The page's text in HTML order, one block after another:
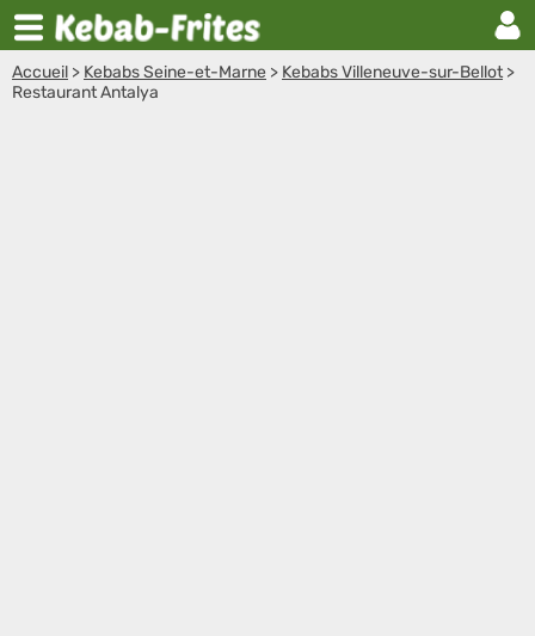
Accueil > Kebabs Seine-et-Marne > Kebabs Villeneuve-sur-Bellot>
Restaurant Antalya